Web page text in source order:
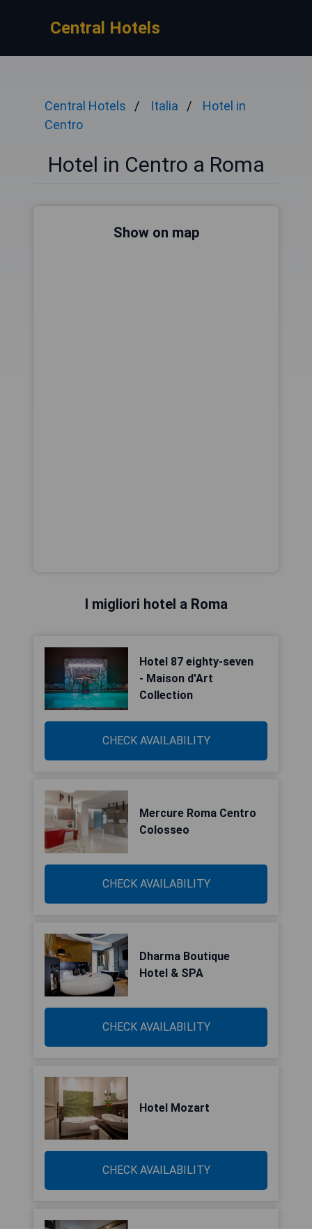
Central Hotels
Central Hotels Italia
Hotel in
Centro
Hotel in Centro a Roma
Show on map
I migliori hotel a Roma
Hotel 87 eighty-seven
- Maison d'Art
Collection
CHECK AVAILABILITY
Mercure Roma Centro
Colosseo
CHECK AVAILABILITY
Dharma Boutique
Hotel & SPA
CHECK AVAILABILITY
Hotel Mozart
CHECK AVAILABILITY